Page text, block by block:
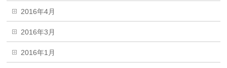
2016年4月
2016年3月
2016年1月